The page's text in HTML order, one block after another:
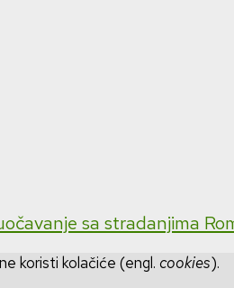
sa stradanjima
ne koristi kolačiće (engl. cookies).